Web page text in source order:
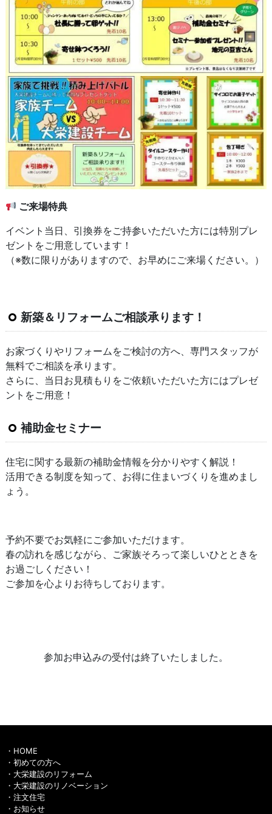
ご来場特典
イベント当日、引換券をご持参いただいた方には特別プレ
ゼントをご用意しています！
（※数に限りがありますので、お早めにご来場ください。）
新築＆リフォームご相談承ります！
お家づくりやリフォームをご検討の方へ、専門スタッフが
無料でご相談を承ります。
さらに、当日お見積もりをご依頼いただいた方にはプレゼ
ントをご用意！
補助金セミナー
住宅に関する最新の補助金情報を分かりやすく解説！
活用できる制度を知って、お得に住まいづくりを進めまし
ょう。
予約不要でお気軽にご参加いただけます。
春の訪れを感じながら、ご家族そろって楽しいひとときを
お過ごしください！
ご参加を心よりお待ちしております。
参加お申込みの受付は終了いたしました。
HOME
初めての方へ
大栄建設のリフォーム
大栄建設のリノベーション
注文住宅
お知らせ